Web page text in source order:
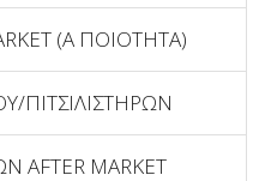
(Α ΠΟΙΟΤΗΤΑ)
ΠΙΤΣΙΛΙΣΤΗΡΩΝ
AFTER MARKET